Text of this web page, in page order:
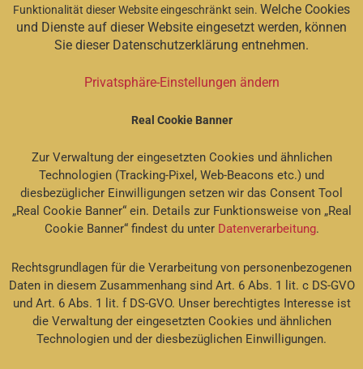
Funktionalität dieser Website eingeschränkt sein. Welche Cookies
und Dienste auf dieser Website eingesetzt werden, können
Sie dieser Datenschutzerklärung entnehmen.
Privatsphäre-Einstellungen ändern
Real Cookie Banner
Zur Verwaltung der eingesetzten Cookies und ähnlichen
Technologien (Tracking-Pixel, Web-Beacons etc.) und
diesbezüglicher Einwilligungen setzen wir das Consent Tool
„Real Cookie Banner“ ein. Details zur Funktionsweise von „Real
Cookie Banner“ findest du unter Datenverarbeitung.
Rechtsgrundlagen für die Verarbeitung von personenbezogenen
Daten in diesem Zusammenhang sind Art. 6 Abs. 1 lit. c DS-GVO
und Art. 6 Abs. 1 lit. f DS-GVO. Unser berechtigtes Interesse ist
die Verwaltung der eingesetzten Cookies und ähnlichen
Technologien und der diesbezüglichen Einwilligungen.